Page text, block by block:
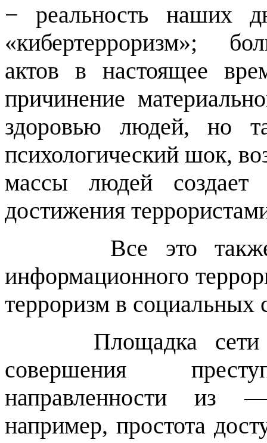
− реальность наших
«кибертерроризм»;
актов в настоящее
причинение
здоровью людей, но
психологический шок,
массы людей создает
достижения
Все это
информационного
терроризм в социальных
Площадка сети
совершения
направленности из
например, простота